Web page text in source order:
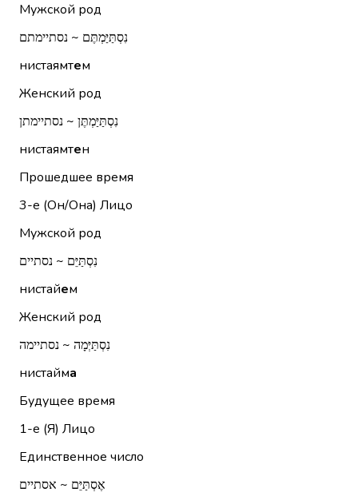
Мужской род
נִסְתַּיַּמְתֶּם ~ נסתיימתם
нистаямтем
Женский род
נִסְתַּיַּמְתֶּן ~ נסתיימתן
нистаямтен
Прошедшее время
3-е (Он/Она) Лицо
Мужской род
נִסְתַּיֵּם ~ נסתיים
нистайем
Женский род
נִסְתַּיְּמָה ~ נסתיימה
нистайма
Будущее время
1-е (Я) Лицо
Единственное число
אֶסְתַּיֵּם ~ אסתיים